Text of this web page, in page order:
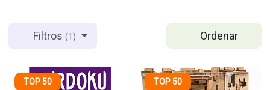
Ordenar
Filtros(1)
TOP 50 TOP 50